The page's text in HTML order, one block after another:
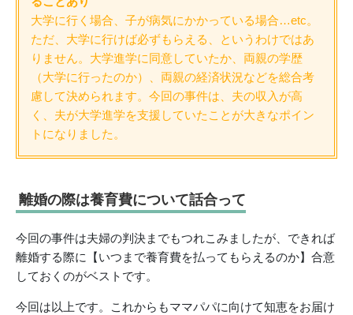
大学に行く場合、子が病気にかかっている場合…etc。
ただ、大学に行けば必ずもらえる、というわけではあ
りません。大学進学に同意していたか、両親の学歴
（大学に行ったのか）、両親の経済状況などを総合考
慮して決められます。今回の事件は、夫の収入が高
く、夫が大学進学を支援していたことが大きなポイン
トになりました。
離婚の際は養育費について話合って
今回の事件は夫婦の判決までもつれこみましたが、できれば
離婚する際に【いつまで養育費を払ってもらえるのか】合意
しておくのがベストです。
今回は以上です。これからもママパパに向けて知恵をお届け